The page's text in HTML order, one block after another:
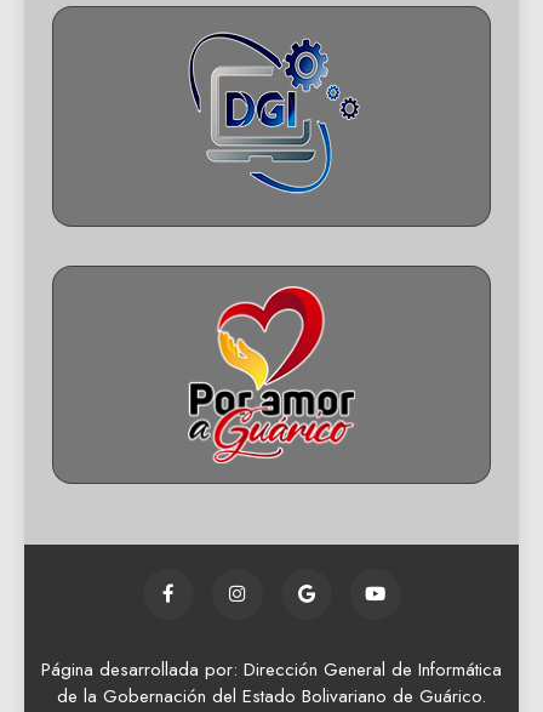
Página desarrollada por: Dirección General de Informática
de la Gobernación del Estado Bolivariano de Guárico.